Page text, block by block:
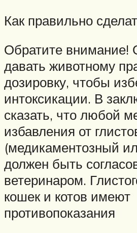
Как правильно
Обратите внимание!
давать животному
дозировку, чтобы
интоксикации. В
сказать, что любой
избавления от
(медикаментозный
должен быть
ветеринаром.
кошек и котов имеют
противопоказания